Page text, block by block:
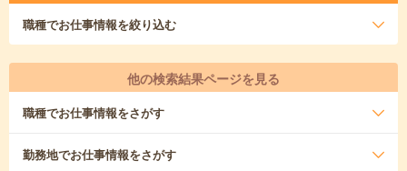
職種でお仕事情報を絞り込む
他の検索結果ページを見る
職種でお仕事情報をさがす
勤務地でお仕事情報をさがす